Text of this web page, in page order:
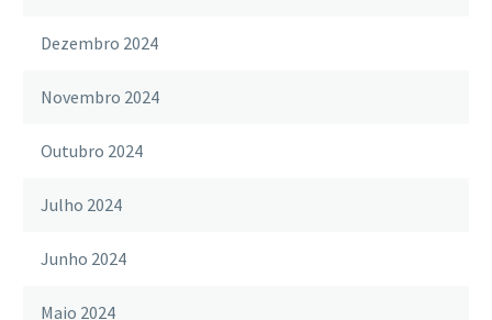
Dezembro 2024
Novembro 2024
Outubro 2024
Julho 2024
Junho 2024
Maio 2024